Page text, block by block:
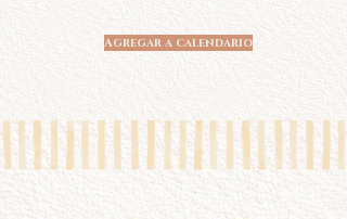
Agregar a calendario